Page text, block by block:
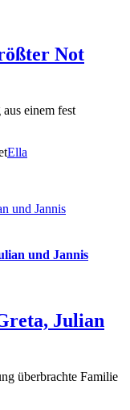
Not
einem fest
Ella
und Jannis
und Jannis
Julian
überbrachte Familie